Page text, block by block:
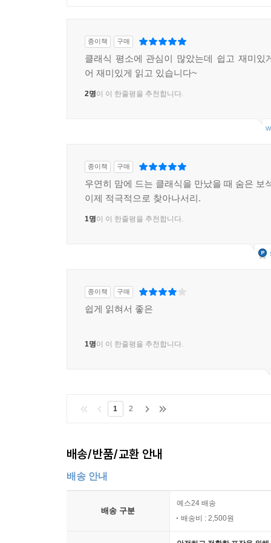
종이책 구매
클래식 평소에 관심이 많았는데 쉽고 재미있
어 재미있게 읽고 있습니다~
2명이 이 한줄평을 추천합니다.
종이책 구매
우연히 맘에 드는 클래식을 만났을 때 숨은 보
이제 적극적으로 찾아나서리.
1명이 이 한줄평을 추천합니다.
종이책 구매
쉽게 읽혀서 좋은
1명이 이 한줄평을 추천합니다.
1 2
배송/반품/교환 안내
배송 안내
배송 구분
예스24 배송
배송비 : 2,500원